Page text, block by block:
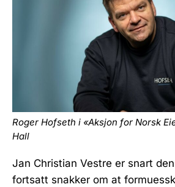
Roger Hofseth i «Aksjon for Norsk
Hall
Jan Christian Vestre er snart
fortsatt snakker om at